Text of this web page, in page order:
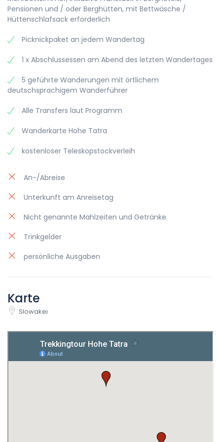
Aufstieg: 250 HM | Abstieg: 800 HM | Gehzeit: ca. 4
Highlight krönen möchte, kann mit uns auch
gerne den höchsten Berg der Slowakei die
Gerlachspitze besteigen.
Pensionen und / oder Berghütten, mit Bettwäsche /
Hüttenschlafsack erforderlich
Picknickpaket an jedem Wandertag
1 x Abschlussessen am Abend des letzten Wandertages
5 geführte Wanderungen mit örtlichem
deutschsprachigem Wanderführer
Alle Transfers laut Programm
Wanderkarte Hohe Tatra
kostenloser Teleskopstockverleih
An-/Abreise
Unterkunft am Anreisetag
Nicht genannte Mahlzeiten und Getränke
Trinkgelder
persönliche Ausgaben
Karte
Slowakei